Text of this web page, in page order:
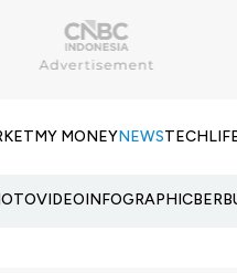
MY MONEYNEWSTECH
VIDEOINFOGRAPHIC